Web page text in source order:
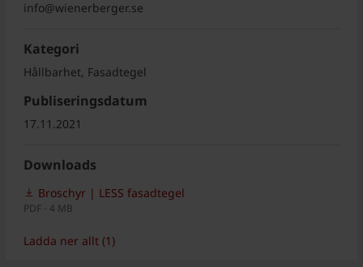
info@wienerberger.se
Kategori
Hållbarhet, Fasadtegel
Publiseringsdatum
17.11.2021
Downloads
Broschyr | LESS fasadtegel
PDF - 4 MB
Ladda ner allt (1)